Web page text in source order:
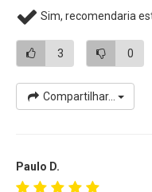
Sim, recomendaria
3 0
Compartilhar...
Paulo D.